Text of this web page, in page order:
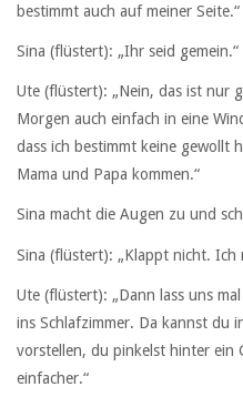
bestimmt auch auf meiner Seite.“
Sina (flüstert): „Ihr seid gemein.“
Ute (flüstert): „Nein, das ist nur
Morgen auch einfach in eine
dass ich bestimmt keine gewollt
Mama und Papa kommen.“
Sina macht die Augen zu und
Sina (flüstert): „Klappt nicht. Ich
Ute (flüstert): „Dann lass uns
ins Schlafzimmer. Da kannst du
vorstellen, du pinkelst hinter ein
einfacher.“